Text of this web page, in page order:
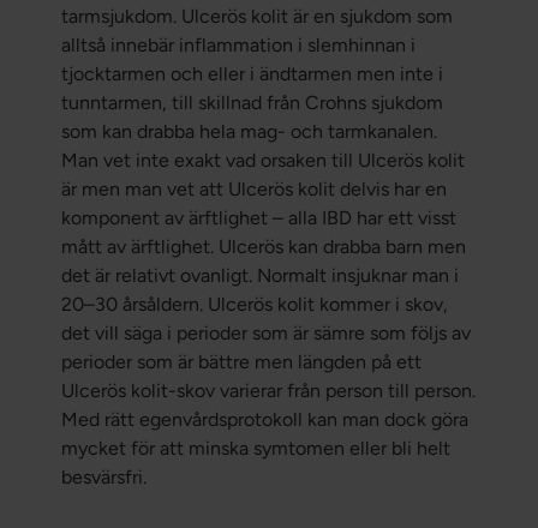
tarmsjukdom. Ulcerös kolit är en sjukdom som
alltså innebär inflammation i slemhinnan i
tjocktarmen och eller i ändtarmen men inte i
tunntarmen, till skillnad från Crohns sjukdom
som kan drabba hela mag- och tarmkanalen.
Man vet inte exakt vad orsaken till Ulcerös kolit
är men man vet att Ulcerös kolit delvis har en
komponent av ärftlighet – alla IBD har ett visst
mått av ärftlighet. Ulcerös kan drabba barn men
det är relativt ovanligt. Normalt insjuknar man i
20–30 årsåldern. Ulcerös kolit kommer i skov,
det vill säga i perioder som är sämre som följs av
perioder som är bättre men längden på ett
Ulcerös kolit-skov varierar från person till person.
Med rätt egenvårdsprotokoll kan man dock göra
mycket för att minska symtomen eller bli helt
besvärsfri.